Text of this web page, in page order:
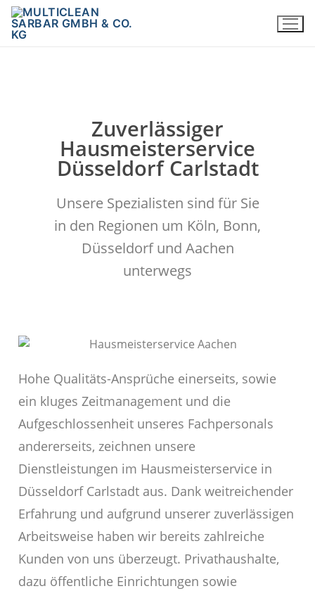
Zuverlässiger
Hausmeisterservice
Düsseldorf Carlstadt
Unsere Spezialisten sind für Sie
in den Regionen um Köln, Bonn,
Düsseldorf und Aachen
unterwegs
Hohe Qualitäts-Ansprüche einerseits, sowie
ein kluges Zeitmanagement und die
Aufgeschlossenheit unseres Fachpersonals
andererseits, zeichnen unsere
Dienstleistungen im Hausmeisterservice in
Düsseldorf Carlstadt aus. Dank weitreichender
Erfahrung und aufgrund unserer zuverlässigen
Arbeitsweise haben wir bereits zahlreiche
Kunden von uns überzeugt. Privathaushalte,
dazu öffentliche Einrichtungen sowie